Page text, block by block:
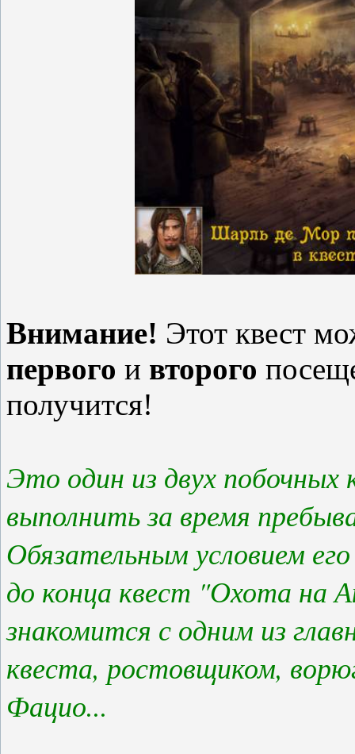
Внимание! Этот квест
первого и второго
получится!
Это один из двух
выполнить за время
Обязательным условием
до конца квест "Охота на
знакомится с одним из
квеста, ростовщиком,
Фацио...